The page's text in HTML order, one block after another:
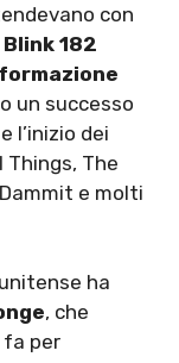
con
Blink 182
formazione
un successo
l’inizio dei
Things, The
e molti
ha
, che
fa per